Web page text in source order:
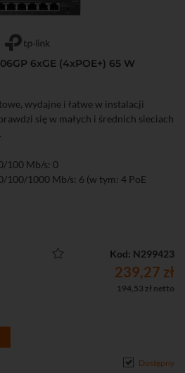
6xGE (4xPOE+) 65 W
wydajne i łatwe w instalacji
się w małych i średnich sieciach
100 Mb/s: 0
100/1000 Mb/s: 6 (w tym: 4 PoE
Kod: N299423
239,27 zł
194,53 zł netto
Dostępny